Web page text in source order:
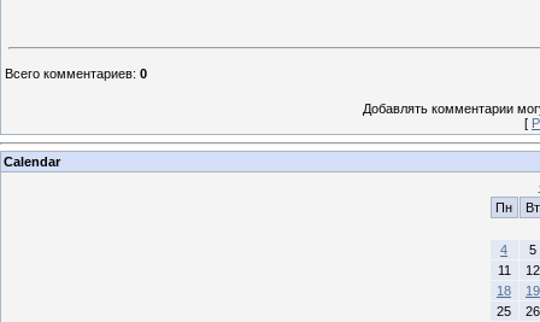
Всего комментариев: 0
Добавлять комментарии
[
Calendar
Пн
Вт
4
5
11
12
18
19
25
26